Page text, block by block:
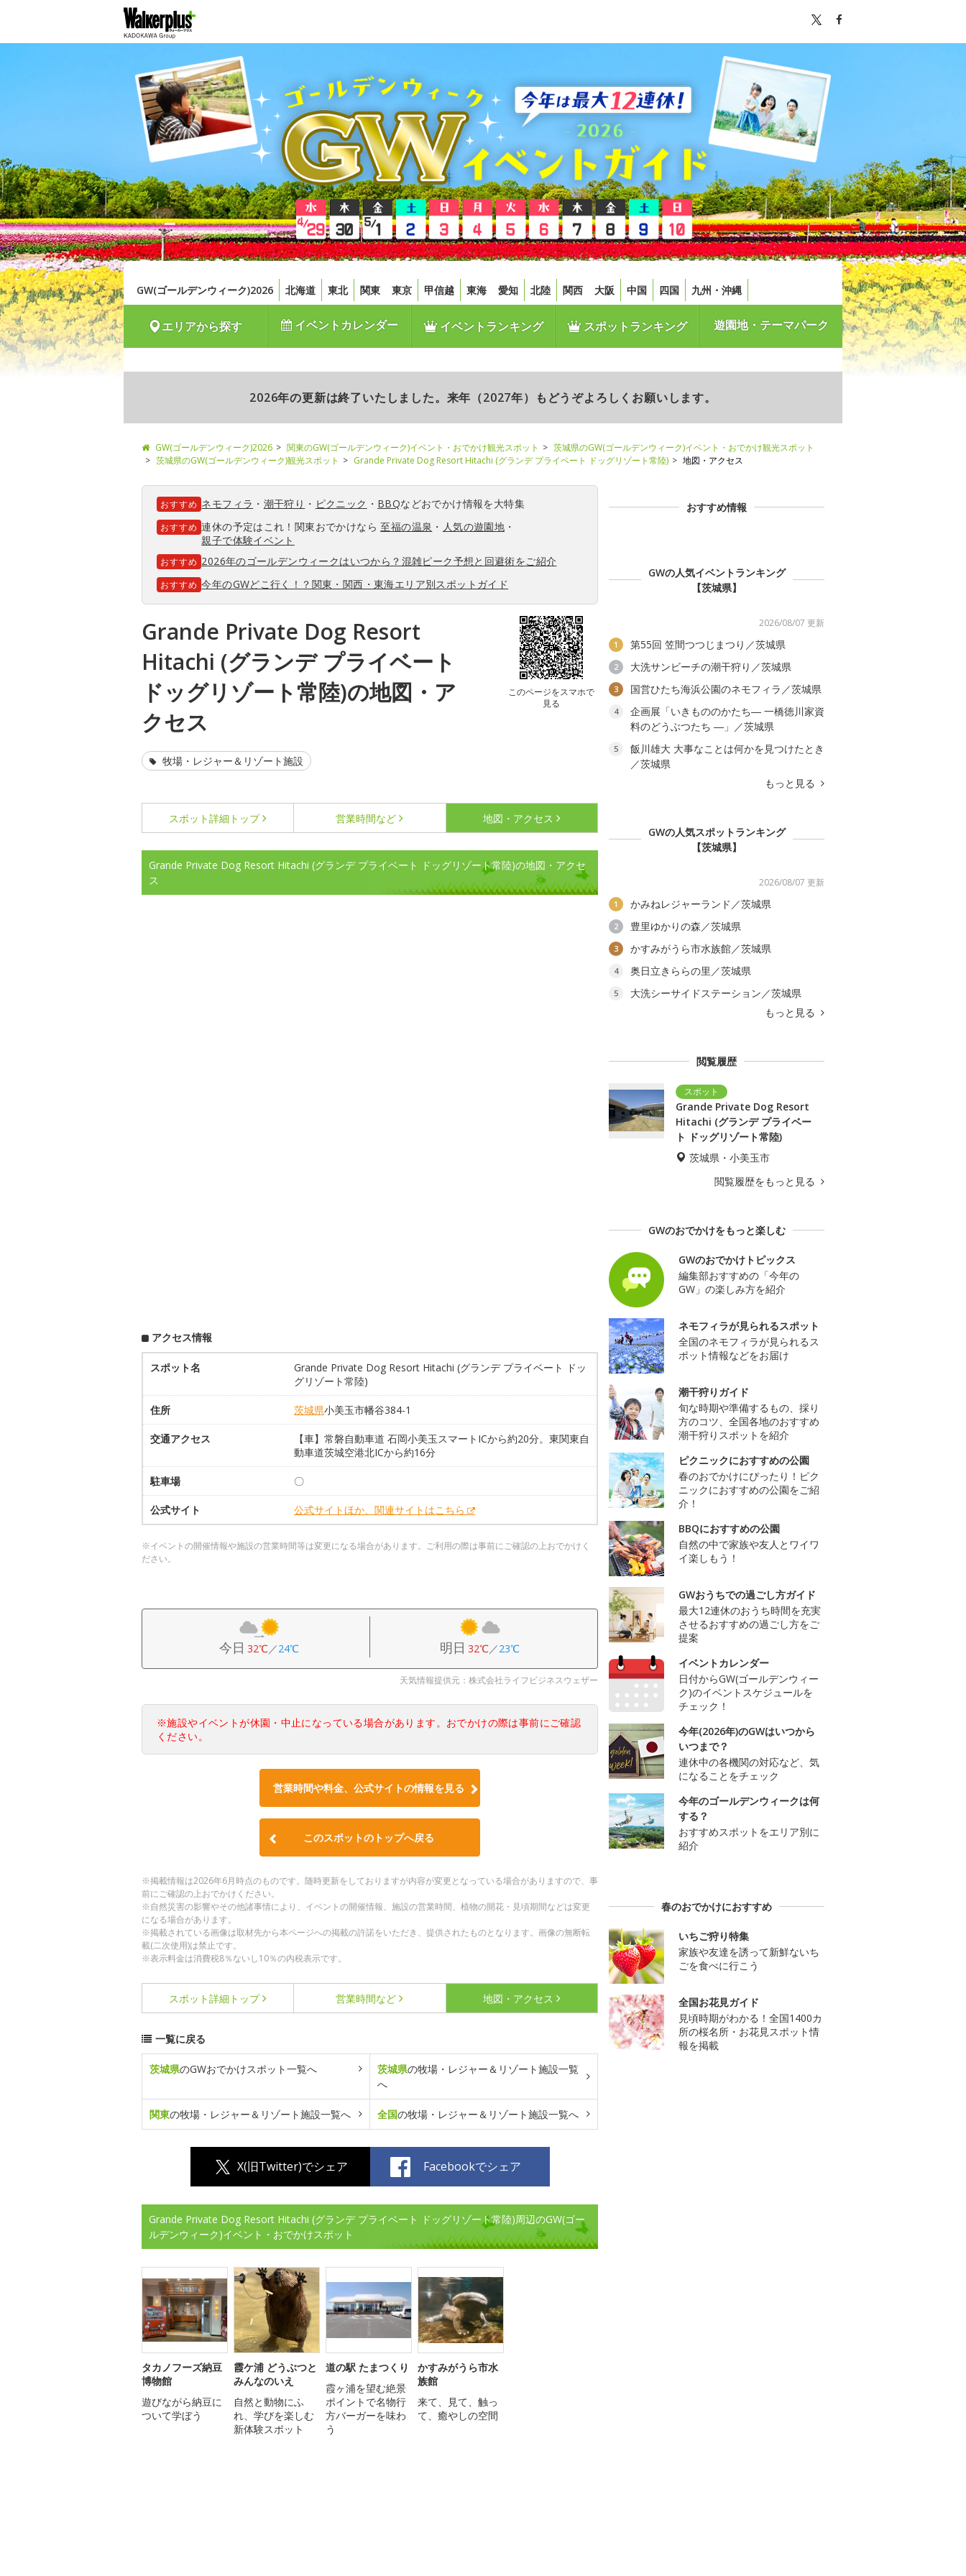
GW(ゴールデンウィーク)2026 北海道 東北 関東 東京 甲信越 東海 愛知 北陸 関西 大阪 中国 四国 九州・沖縄
エリアから探す イベントカレンダー イベントランキング スポットランキング 遊園地・テーマパーク
2026年の更新は終了いたしました。来年（2027年）もどうぞよろしくお願いします。
GW(ゴールデンウィーク)2026 関東のGW(ゴールデンウィーク)イベント・おでかけ観光スポット
茨城県のGW(ゴールデンウィーク)イベント・おでかけ観光スポット
茨城県のGW(ゴールデンウィーク)観光スポット
Grande Private Dog Resort Hitachi (グランデ プライベート ドッグリゾート常陸) 地図・アクセス
おすすめ ネモフィラ ・ 潮干狩り ・ ピクニック ・ BBQなどおでかけ情報を大特集
おすすめ 連休の予定はこれ！関東おでかけなら至福の温泉 ・ 人気の遊園地 ・
親子で体験イベント
おすすめ 2026年のゴールデンウィークはいつから？混雑ピーク予想と回避術をご紹介
おすすめ 今年のGWどこ行く！？関東・関西・東海エリア別スポットガイド
Grande Private Dog Resort
Hitachi (グランデ プライベート
ドッグリゾート常陸)の地図・ア
クセス
このページをスマホで
見る
牧場・レジャー＆リゾート施設
スポット詳細 トップ 営業時間など 地図・アクセス
Grande Private Dog Resort Hitachi (グランデ プライベート ドッグリゾート常陸)の地図・アクセ
ス
アクセス情報
スポット名
Grande Private Dog Resort Hitachi (グランデ プライベート ドッ
グリゾート常陸)
住所 茨城県小美玉市幡谷384-1
交通アクセス
【車】常磐自動車道 石岡小美玉スマートICから約20分。東関東自
動車道茨城空港北ICから約16分
駐車場 〇
公式サイト 公式サイトほか、関連サイトはこちら
※イベントの開催情報や施設の営業時間等は変更になる場合があります。ご利用の際は事前にご確認の上おでかけく
ださい。
今日 32℃／24℃ 明日 32℃／23℃
天気情報提供元：株式会社ライフビジネスウェザー
※施設やイベントが休園・中止になっている場合があります。おでかけの際は事前にご確認
ください。
営業時間や料金、公式サイトの情報を見る
このスポットのトップへ戻る
※掲載情報は2026年6月時点のものです。随時更新をしておりますが内容が変更となっている場合がありますので、事
前にご確認の上おでかけください。
※自然災害の影響やその他諸事情により、イベントの開催情報、施設の営業時間、植物の開花・見頃期間などは変更
になる場合があります。
※掲載されている画像は取材先から本ページへの掲載の許諾をいただき、提供されたものとなります。画像の無断転
載(二次使用)は禁止です。
※表示料金は消費税8％ないし10％の内税表示です。
スポット詳細 トップ 営業時間など 地図・アクセス
一覧に戻る
茨城県のGWおでかけスポット一覧へ 茨城県の牧場・レジャー＆リゾート施設一覧
へ
関東の牧場・レジャー＆リゾート施設一覧へ 全国の牧場・レジャー＆リゾート施設一覧へ
X(旧Twitter)でシェア Facebookでシェア
Grande Private Dog Resort Hitachi (グランデ プライベート ドッグリゾート常陸)周辺のGW(ゴー
ルデンウィーク)イベント・おでかけスポット
タカノフーズ納豆
博物館
遊びながら納豆に
ついて学ぼう
霞ケ浦 どうぶつと
みんなのいえ
自然と動物にふ
れ、学びを楽しむ
新体験スポット
道の駅 たまつくり
霞ヶ浦を望む絶景
ポイントで名物行
方バーガーを味わ
う
かすみがうら市水
族館
来て、見て、触っ
て、癒やしの空間
おすすめ情報
GWの人気イベントランキング
【茨城県】
2026/08/07 更新
1 第55回 笠間つつじまつり／茨城県
2 大洗サンビーチの潮干狩り／茨城県
3 国営ひたち海浜公園のネモフィラ／茨城県
4
企画展「いきもののかたち― 一橋徳川家資
料のどうぶつたち ―」／茨城県
5
飯川雄大 大事なことは何かを見つけたとき
／茨城県
もっと見る
GWの人気スポットランキング
【茨城県】
2026/08/07 更新
1 かみねレジャーランド／茨城県
2 豊里ゆかりの森／茨城県
3 かすみがうら市水族館／茨城県
4 奥日立きららの里／茨城県
5
大洗シーサイドステーション／茨城県
もっと見る
閲覧履歴
Grande Private Dog Resort
Hitachi (グランデ プライベー
ト ドッグリゾート常陸)
茨城県・小美玉市
閲覧履歴をもっと見る
GWのおでかけをもっと楽しむ
GWのおでかけトピックス
編集部おすすめの「今年の
GW」の楽しみ方を紹介
ネモフィラが見られるスポット
全国のネモフィラが見られるス
ポット情報などをお届け
潮干狩りガイド
旬な時期や準備するもの、採り
方のコツ、全国各地のおすすめ
潮干狩りスポットを紹介
ピクニックにおすすめの公園
春のおでかけにぴったり！ピク
ニックにおすすめの公園をご紹
介！
BBQにおすすめの公園
自然の中で家族や友人とワイワ
イ楽しもう！
GWおうちでの過ごし方ガイド
最大12連休のおうち時間を充実
させるおすすめの過ごし方をご
提案
イベントカレンダー
日付からGW(ゴールデンウィー
ク)のイベントスケジュールを
チェック！
今年(2026年)のGWはいつから
いつまで？
連休中の各機関の対応など、気
になることをチェック
今年のゴールデンウィークは何
する？
おすすめスポットをエリア別に
紹介
春のおでかけにおすすめ
いちご狩り特集
家族や友達を誘って新鮮ないち
ごを食べに行こう
全国お花見ガイド
見頃時期がわかる！全国1400カ
所の桜名所・お花見スポット情
報を掲載